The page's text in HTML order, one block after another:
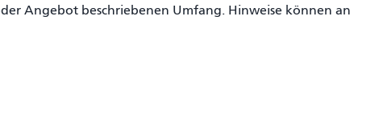
Angebot beschriebenen Umfang. Hinweise können an